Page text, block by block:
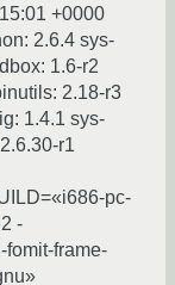
+0000
2.6.4 sys-
1.6-r2
2.18-r3
1.4.1 sys-
r1
pc-
-
fomit-frame-